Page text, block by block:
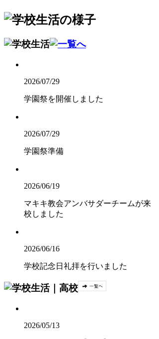
2026/07/29
学園祭を開催しました
2026/07/29
学園祭準備
2026/06/19
マキキ教会アンバサダーチームが来
校しました
2026/06/16
学校記念日礼拝を行いました
2026/05/13